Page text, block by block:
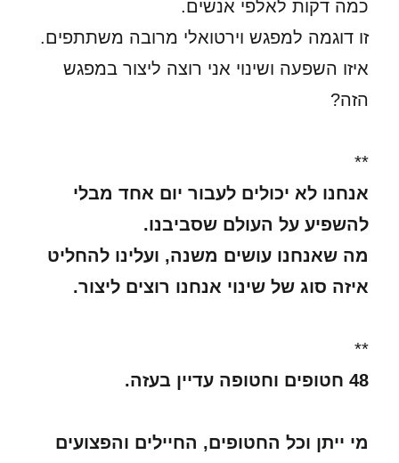
כמה דקות לאלפי אנשים.
זו דוגמה למפגש וירטואלי מרובה משתתפים.
איזו השפעה ושינוי אני רוצה ליצור במפגש
הזה?
**
אנחנו לא יכולים לעבור יום אחד מבלי
להשפיע על העולם שסביבנו.
מה שאנחנו עושים משנה, ועלינו להחליט
איזה סוג של שינוי אנחנו רוצים ליצור.
**
48 חטופים וחטופה עדיין בעזה.
מי ייתן וכל החטופים, החיילים והפצועים